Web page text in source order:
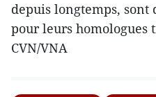
depuis longtemps, sont
pour leurs homologues
CVN/VNA